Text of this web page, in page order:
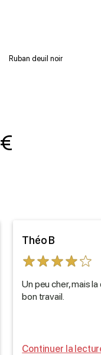
Ruban deuil noir
€
Théo B
Un peu cher, mais
bon travail.
Continuer la